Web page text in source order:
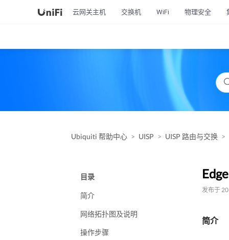
云网关主机 交换机 WiFi 物理安全
Ubiquiti 帮助中心 UISP UISP 路由与交换
目录
简介
网络拓扑图及说明
操作步骤
发布于
简介